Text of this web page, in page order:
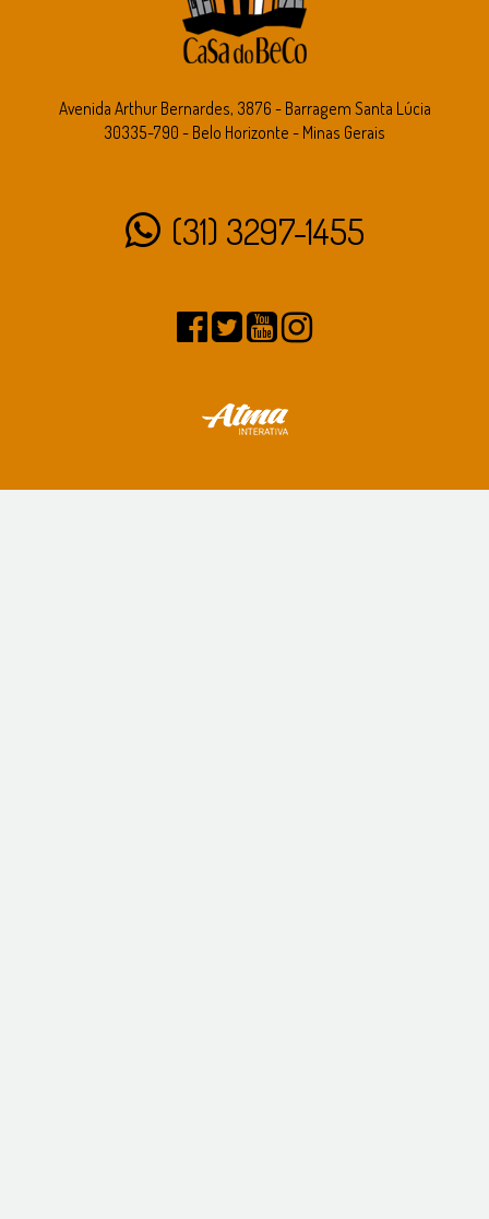
Avenida Arthur Bernardes, 3876 - Barragem Santa Lúcia
30335-790 - Belo Horizonte - Minas Gerais
(31) 3297-1455